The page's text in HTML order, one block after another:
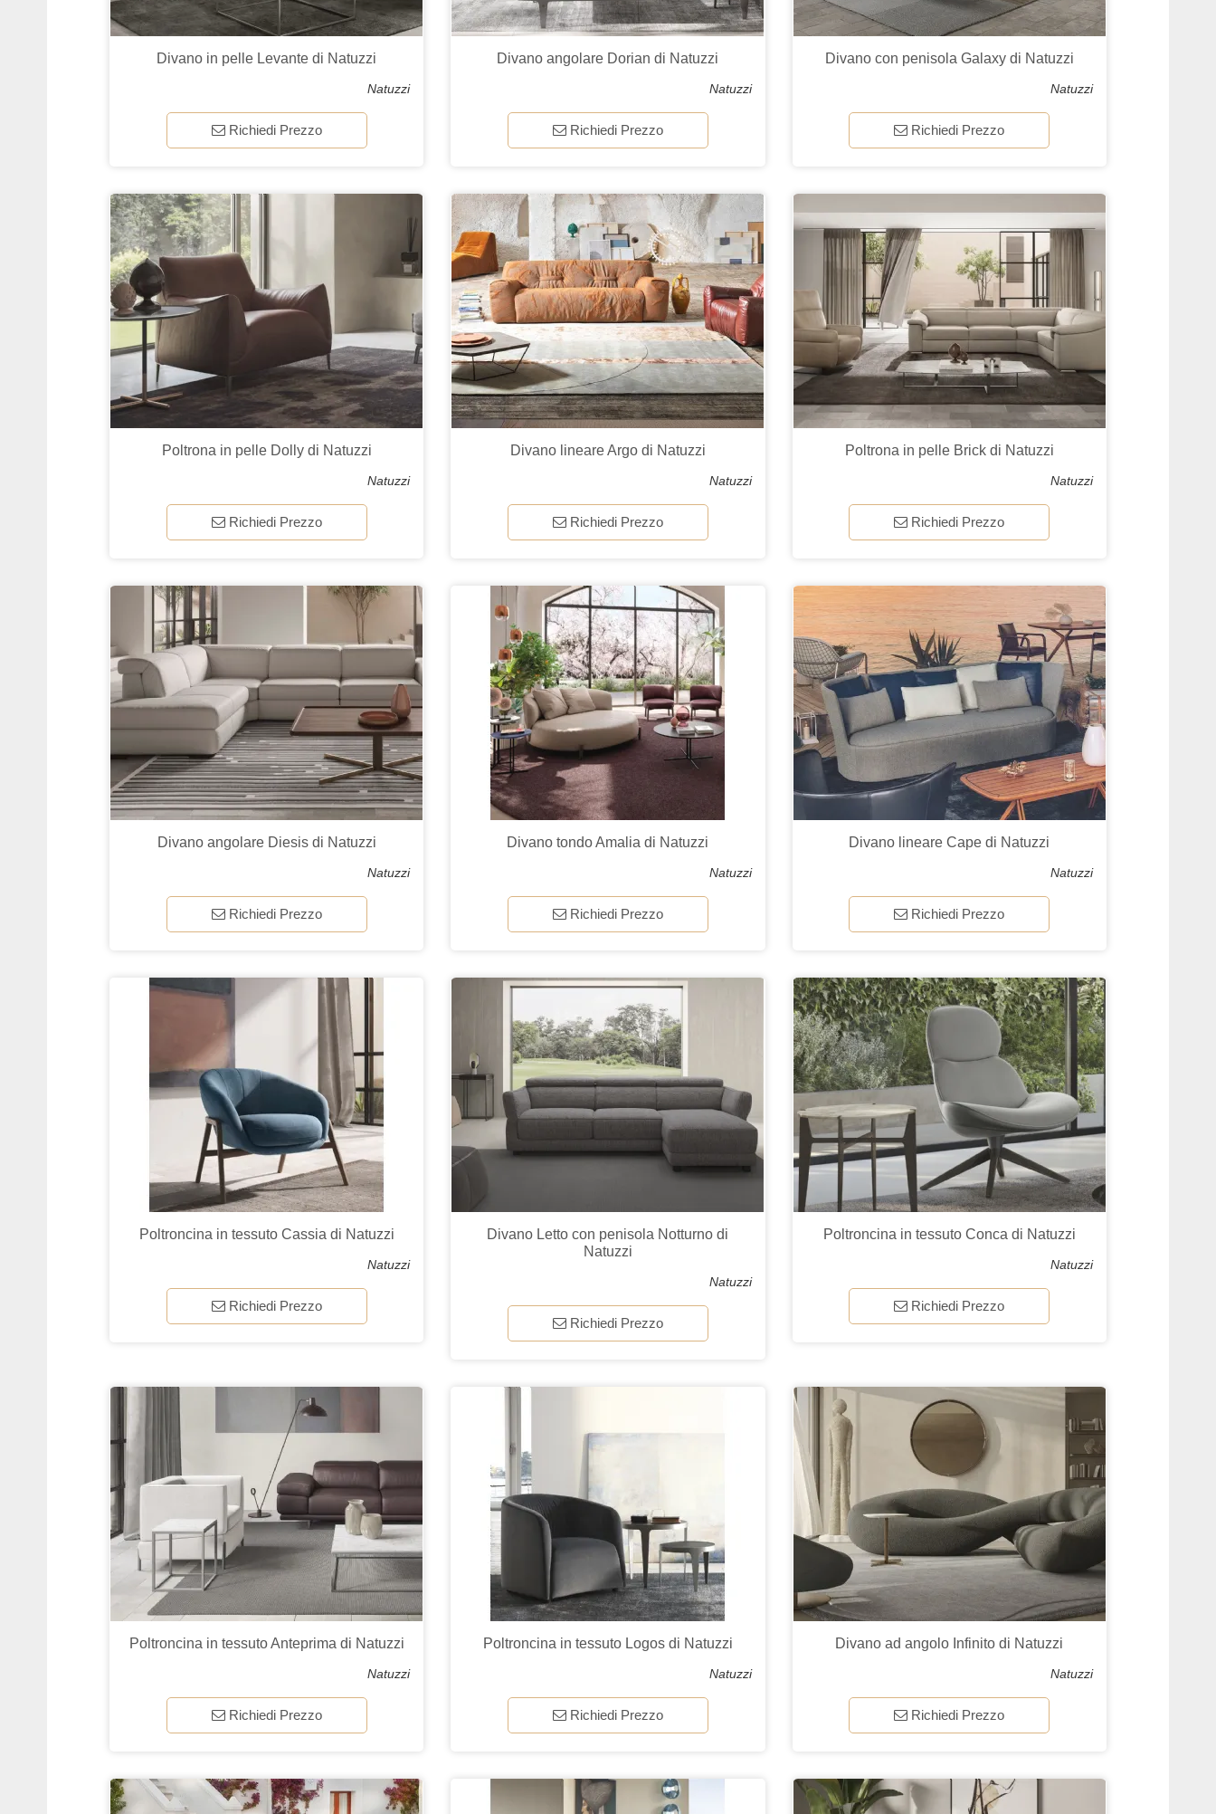
Divano in pelle Levante di Natuzzi
Natuzzi
Richiedi Prezzo
Divano angolare Dorian di Natuzzi
Natuzzi
Richiedi Prezzo
Divano con penisola Galaxy di Natuzzi
Natuzzi
Richiedi Prezzo
Poltrona in pelle Dolly di Natuzzi
Natuzzi
Richiedi Prezzo
Divano lineare Argo di Natuzzi
Natuzzi
Richiedi Prezzo
Poltrona in pelle Brick di Natuzzi
Natuzzi
Richiedi Prezzo
Divano angolare Diesis di Natuzzi
Natuzzi
Richiedi Prezzo
Divano tondo Amalia di Natuzzi
Natuzzi
Richiedi Prezzo
Divano lineare Cape di Natuzzi
Natuzzi
Richiedi Prezzo
Poltroncina in tessuto Cassia di Natuzzi
Natuzzi
Richiedi Prezzo
Divano Letto con penisola Notturno di
Natuzzi
Natuzzi
Richiedi Prezzo
Poltroncina in tessuto Conca di Natuzzi
Natuzzi
Richiedi Prezzo
Poltroncina in tessuto Anteprima di Natuzzi
Natuzzi
Richiedi Prezzo
Poltroncina in tessuto Logos di Natuzzi
Natuzzi
Richiedi Prezzo
Divano ad angolo Infinito di Natuzzi
Natuzzi
Richiedi Prezzo